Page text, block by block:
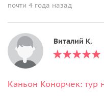
почти 4 года назад
Виталий К.
Каньон Конорчек: тур